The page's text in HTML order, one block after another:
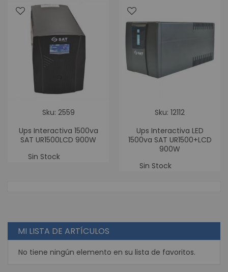
Sku: 2559
Ups Interactiva 1500va
SAT UR1500LCD 900W
Sin Stock
Sku: 12112
Ups Interactiva LED
1500va SAT UR1500+LCD
900W
Sin Stock
MI LISTA DE ARTÍCULOS
No tiene ningún elemento en su lista de favoritos.